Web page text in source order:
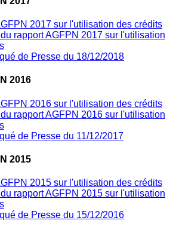
2017 sur l'utilisation des crédits
rapport AGFPN 2017 sur l'utilisation
de Presse du 18/12/2018
2016
2016 sur l'utilisation des crédits
rapport AGFPN 2016 sur l'utilisation
de Presse du 11/12/2017
2015
2015 sur l'utilisation des crédits
rapport AGFPN 2015 sur l'utilisation
de Presse du 15/12/2016